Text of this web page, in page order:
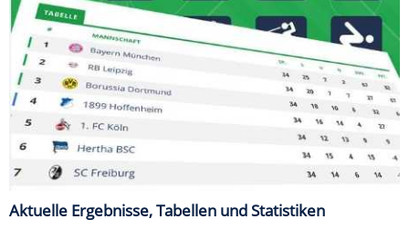
Aktuelle Ergebnisse, Tabellen und Statistiken